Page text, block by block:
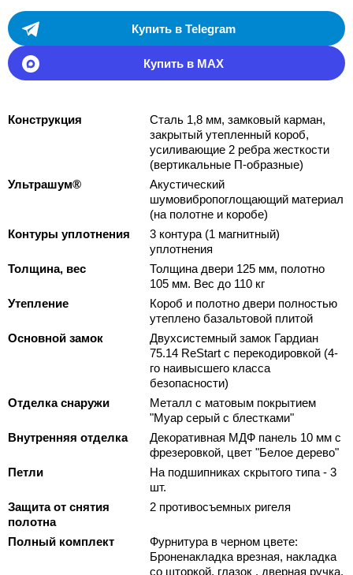
Купить в Telegram
Купить в MAX
Конструкция
Сталь 1,8 мм, замковый карман,
закрытый утепленный короб,
усиливающие 2 ребра жесткости
(вертикальные П-образные)
Ультрашум®
Акустический
шумовибропоглощающий материал
(на полотне и коробе)
Контуры уплотнения
3 контура (1 магнитный)
уплотнения
Толщина, вес
Толщина двери 125 мм, полотно
105 мм. Вес до 110 кг
Утепление
Короб и полотно двери полностью
утеплено базальтовой плитой
Основной замок
Двухсистемный замок Гардиан
75.14 ReStart с перекодировкой (4-
го наивысшего класса
безопасности)
Отделка снаружи
Металл с матовым покрытием
"Муар серый с блестками"
Внутренняя отделка
Декоративная МДФ панель 10 мм с
фрезеровкой, цвет "Белое дерево"
Петли
На подшипниках скрытого типа - 3
шт.
Защита от снятия
полотна
2 противосъемных ригеля
Полный комплект
Фурнитура в черном цвете:
Броненакладка врезная, накладка
со шторкой, глазок , дверная ручка,